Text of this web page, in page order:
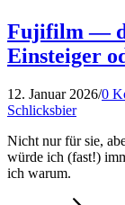
Fujifilm —
Einsteiger
12. Januar 2026/0
Schlicksbier
Nicht nur für sie,
würde ich (fast!)
ich warum.